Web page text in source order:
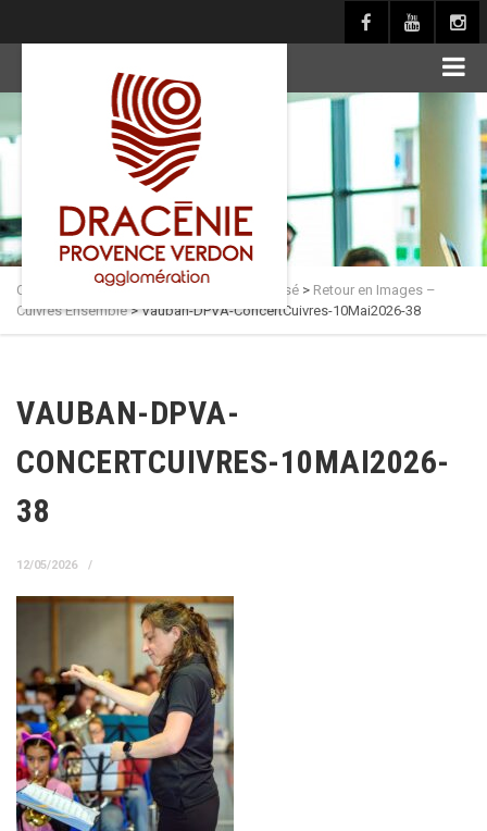
Culture en Dracénie Non classé > Retour en Images –
Cuivres Ensemble>Vauban-DPVA-ConcertCuivres-10Mai2026-38
VAUBAN-DPVA-
CONCERTCUIVRES-10MAI2026-
38
12/05/2026